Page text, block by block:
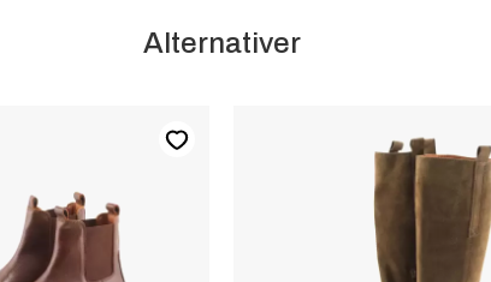
Alternativer